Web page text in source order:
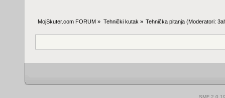
MojSkuter.com FORUM » Tehnički kutak » Tehnička pitanja(Moderatori: